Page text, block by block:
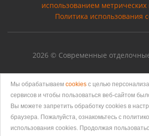
использованием
Политика использования
2026 © Современные
Версия для печати
Мы обрабатываем cookies с целью
сервисов и чтобы пользоваться веб-сайтом
Вы можете запретить обработку сookies в
браузера. Пожалуйста, ознакомьтесь с
использования cookies. Продолжая